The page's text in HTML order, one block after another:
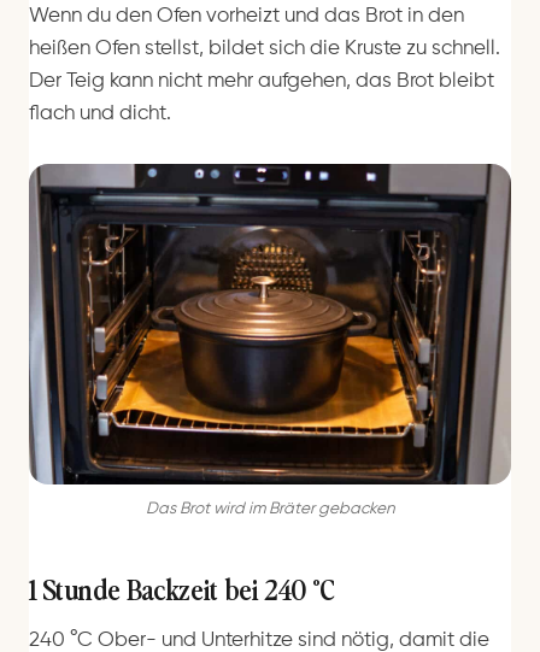
Wenn du den Ofen vorheizt und das Brot in den
heißen Ofen stellst, bildet sich die Kruste zu schnell.
Der Teig kann nicht mehr aufgehen, das Brot bleibt
flach und dicht.
Das Brot wird im Bräter gebacken
1 Stunde Backzeit bei 240 °C
240 °C Ober- und Unterhitze sind nötig, damit die